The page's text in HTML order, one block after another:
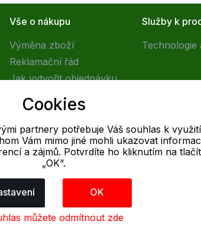
Vše o nákupu
Výměna zboží
Reklamační řád
Jak vytvořit objednávku
Obchodní podmínky
Doprava
Služby k
Technologie
E-mail
info@outletovamoda.cz
Cookies
partnery potřebuje Váš souhlas k využití
Vám mimo jiné mohli ukazovat
a zájmů. Potvrdíte ho kliknutím na
„OK“.
OK
můžete odmítnout zde